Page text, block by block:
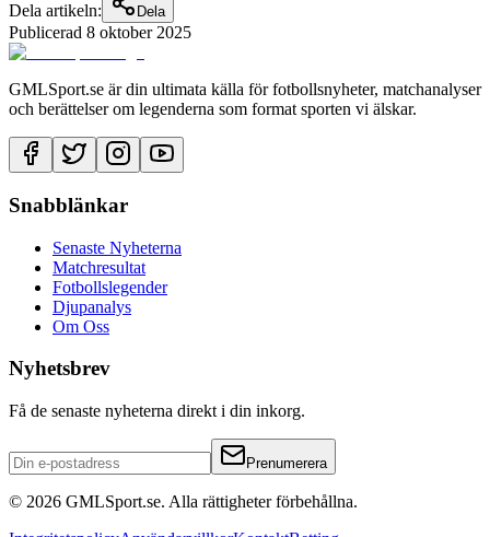
Dela artikeln:
Dela
Publicerad 8 oktober 2025
GMLSport.se är din ultimata källa för fotbollsnyheter, matchanalyser
och berättelser om legenderna som format sporten vi älskar.
Snabblänkar
Senaste Nyheterna
Matchresultat
Fotbollslegender
Djupanalys
Om Oss
Nyhetsbrev
Få de senaste nyheterna direkt i din inkorg.
Prenumerera
© 2026 GMLSport.se. Alla rättigheter förbehållna.